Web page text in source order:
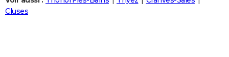
Destinations
City break
Voyage nature
Voyage de noces
Forum
Climat
+
PHOTO
Cluses